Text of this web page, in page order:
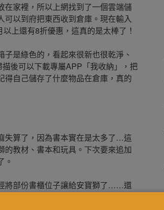
在家裡，所以上網找到了一個雲端儲
以到府把東西收到倉庫。現在輸入
上還有8折優惠，這真的是太棒了！
是綠色的，看起來很新也很乾淨、
後可以下載專屬APP「我收納」，把
得自己儲存了什麼物品在倉庫，真的
失算了，因為書本實在是太多了…這
的教材、書本和玩具。下次要來追加
。
將部份書櫃位子讓給安寶獅了……還